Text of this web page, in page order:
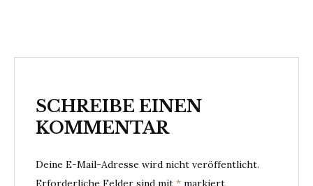
SCHREIBE EINEN
KOMMENTAR
Deine E-Mail-Adresse wird nicht veröffentlicht.
Erforderliche Felder sind mit * markiert